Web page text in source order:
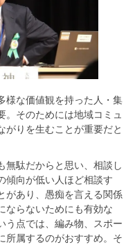
様な価値観を持った人・集
。そのためには地域コミュ
がりを生むことが重要だと
無駄だからと思い、相談し
傾向が低い人ほど相談す
があり、愚痴を言える関係
ならないためにも有効な
う点では、編み物、スポー
所属するのがおすすめ。そ